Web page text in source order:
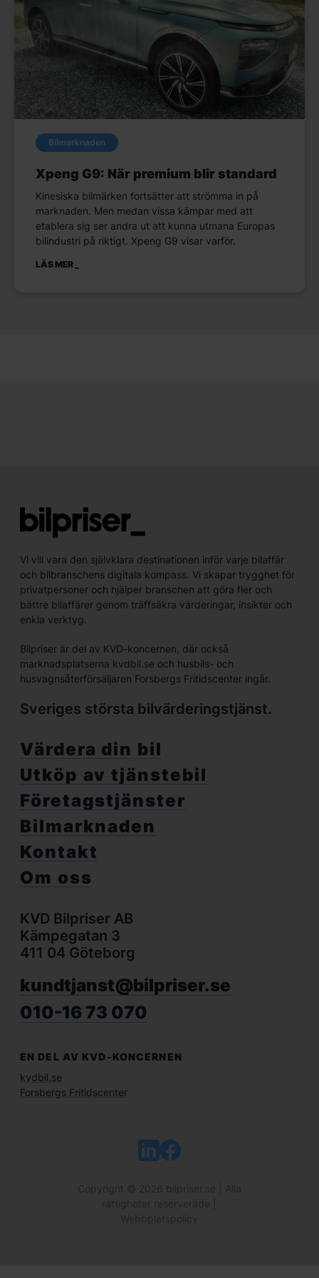
Bilmarknaden
Xpeng G9: När premium blir standard
Kinesiska bilmärken fortsätter att strömma in på
marknaden. Men medan vissa kämpar med att
etablera sig ser andra ut att kunna utmana Europas
bilindustri på riktigt. Xpeng G9 visar varför.
LÄS MER
Vi vill vara den självklara destinationen inför varje bilaffär
och bilbranschens digitala kompass. Vi skapar trygghet för
privatpersoner och hjälper branschen att göra fler och
bättre bilaffärer genom träffsäkra värderingar, insikter och
enkla verktyg.
Bilpriser är del av KVD-koncernen, där också
marknadsplatserna kvdbil.se och husbils- och
husvagnsåterförsäljaren Forsbergs Fritidscenter ingår.
Sveriges största bilvärderingstjänst.
Värdera din bil
Utköp av tjänstebil
Företagstjänster
Bilmarknaden
Kontakt
Om oss
KVD Bilpriser AB
Kämpegatan 3
411 04 Göteborg
kundtjanst@bilpriser.se
010-16 73 070
EN DEL AV KVD-KONCERNEN
kvdbil.se
Forsbergs Fritidscenter